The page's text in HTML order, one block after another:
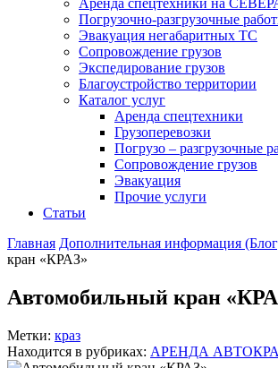
Аренда спецтехники на
Погрузочно-разгрузочные
Эвакуация негабаритных ТС
Сопровождение грузов
Экспедирование грузов
Благоустройство территории
Каталог услуг
Аренда спецтехники
Грузоперевозки
Погрузо – разгрузочные
Сопровождение грузов
Эвакуация
Прочие услуги
Статьи
Главная Дополнительная информация
кран «КРАЗ»
Автомобильный кран
Метки: краз
Находится в рубриках: АРЕНДА